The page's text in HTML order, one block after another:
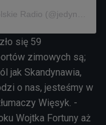
się 59
zimowych są;
jak Skandynawia,
o nas, jesteśmy w
Więsyk. -
Wojtka Fortuny aż